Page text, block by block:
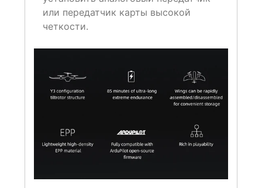
или передатчик карты высокой
четкости.